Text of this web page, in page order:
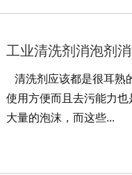
工业清洗剂消泡剂
清洗剂应该都是很耳熟
使用方便而且去污能力
大量的泡沫，而这些...